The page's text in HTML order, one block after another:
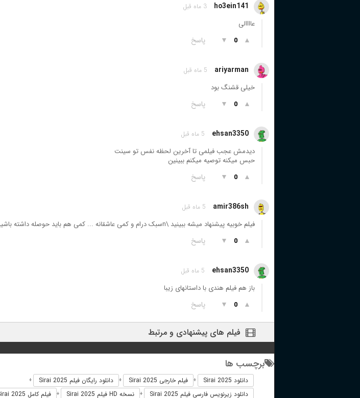
ho3ein141 3 ماه قبل
عاااالی
▲
0
▼ پاسخ
ariyarman 5 ماه قبل
خیلی قشنگ بود
▲
0
▼ پاسخ
ehsan3350 5 ماه قبل
دیدمش عجب فیلمی تا آخرین لحظه نفس تو سینت
حبس میکنه توصیه میکنم ببینین
▲
0
▼ پاسخ
amir386sh 5 ماه قبل
فیلم خوبیه پیشنهاد میشه ببینید \nسبک درام و کمی عاشقانه ... کمی هم باید حوصله داشته باشید
▲
0
▼ پاسخ
ehsan3350 5 ماه قبل
باز هم فیلم هندی با داستانهای زیبا
▲
0
▼ پاسخ
فیلم های پیشنهادی و مرتبط
برچسب ها
دانلود Sirai 2025 + فیلم خارجی Sirai 2025 + دانلود رایگان فیلم Sirai 2025 +
دانلود زیرنویس فارسی فیلم Sirai 2025 + نسخه HD فیلم Sirai 2025 + فیلم کامل Sirai 2025